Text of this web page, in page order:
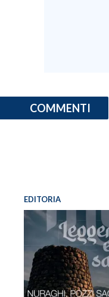
COMMENTI
EDITORIA